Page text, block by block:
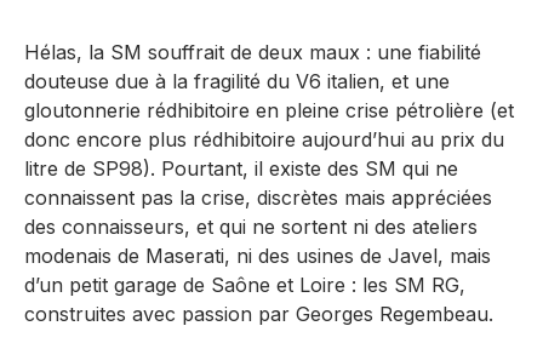
Hélas, la SM souffrait de deux maux : une fiabilité
douteuse due à la fragilité du V6 italien, et une
gloutonnerie rédhibitoire en pleine crise pétrolière (et
donc encore plus rédhibitoire aujourd’hui au prix du
litre de SP98). Pourtant, il existe des SM qui ne
connaissent pas la crise, discrètes mais appréciées
des connaisseurs, et qui ne sortent ni des ateliers
modenais de Maserati, ni des usines de Javel, mais
d’un petit garage de Saône et Loire : les SM RG,
construites avec passion par Georges Regembeau.